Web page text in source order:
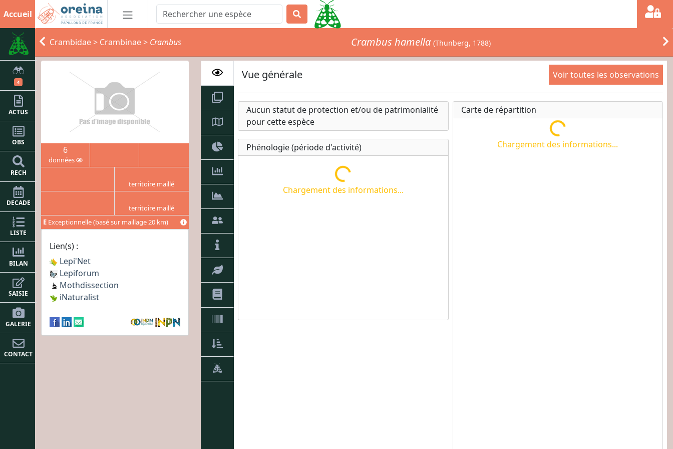
Accueil
4
ACTUS
OBS
RECH
DECADE
LISTE
BILAN
SAISIE
GALERIE
CONTACT
Crambidae> Crambinae> Crambus Crambus hamella (Thunberg, 1788)
6
données
territoire maillé
territoire maillé
E Exceptionnelle (basé sur maillage 20 km)
Lien(s) :
Lepi'Net
Lepiforum
Mothdissection
iNaturalist
Vue générale Voir toutes les observations
Aucun statut de protection et/ou de patrimonialité
pour cette espèce
Phénologie (période d'activité)
Chargement des informations...
Chargement des informations...
Carte de répartition
Chargement des informations...
Chargement des informations...